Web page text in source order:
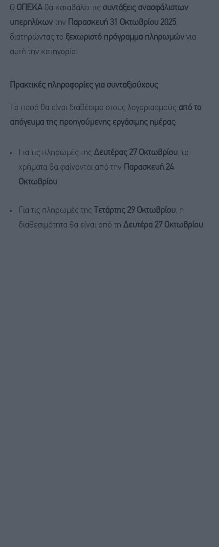
Ο ΟΠΕΚΑ θα καταβάλει τις συντάξεις ανασφάλιστων
υπερηλίκων την Παρασκευή 31 Οκτωβρίου 2025,
διατηρώντας το ξεχωριστό πρόγραμμα πληρωμών για
αυτή την κατηγορία.
Πρακτικές πληροφορίες για συνταξιούχους
Τα ποσά θα είναι διαθέσιμα στους λογαριασμούς από το
απόγευμα της προηγούμενης εργάσιμης ημέρας:
Για τις πληρωμές της Δευτέρας 27 Οκτωβρίου, τα
χρήματα θα φαίνονται από την
Παρασκευή 24
Οκτωβρίου.
Για τις πληρωμές της Τετάρτης 29 Οκτωβρίου, η
διαθεσιμότητα θα είναι από τη Δευτέρα 27 Οκτωβρίου.